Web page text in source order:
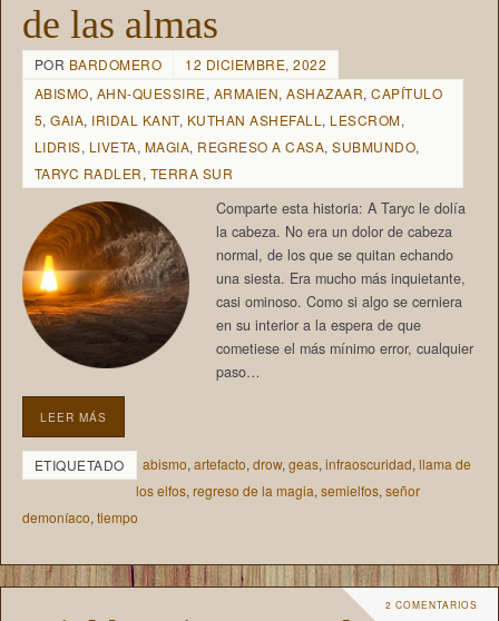
de las almas
POR BARDOMERO
12 DICIEMBRE, 2022
ABISMO, AHN-QUESSIRE, ARMAIEN,ASHAZAAR,CAPÍTULO
5,GAIA, IRIDAL KANT, KUTHAN ASHEFALL, LESCROM,
LIDRIS, LIVETA, MAGIA, REGRESO A CASA,SUBMUNDO,
TARYC RADLER, TERRA SUR
Comparte esta historia: A Taryc le dolía
la cabeza. No era un dolor de cabeza
normal, de los que se quitan echando
una siesta. Era mucho más inquietante,
casi ominoso. Como si algo se cerniera
en su interior a la espera de que
cometiese el más mínimo error, cualquier
paso…
LEER MÁS
ETIQUETADO abismo, artefacto, drow, geas, infraoscuridad, llama de
los elfos, regreso de la magia, semielfos, señor
demoníaco, tiempo
2 COMENTARIOS